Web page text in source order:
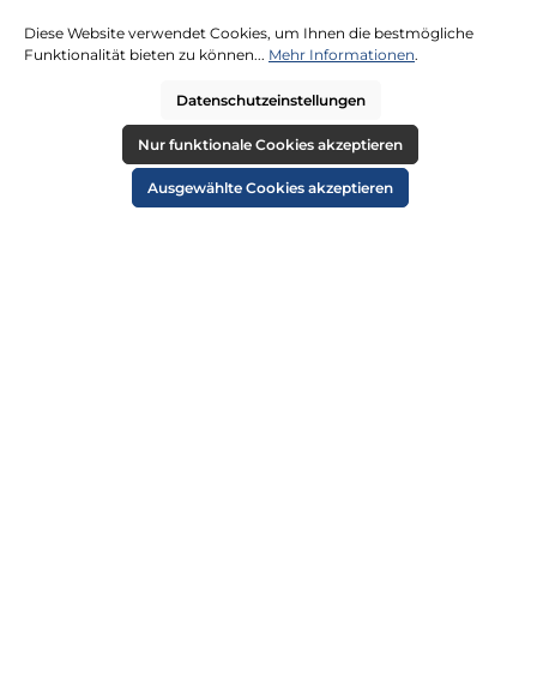
Lieferung
Zahlung
RECHTLICHES
Diese Website verwendet Cookies, um Ihnen die bestmögliche
Funktionalität bieten zu können... Mehr Informationen.
Datenschutzeinstellungen
Nur funktionale Cookies akzeptieren
Ausgewählte Cookies akzeptieren